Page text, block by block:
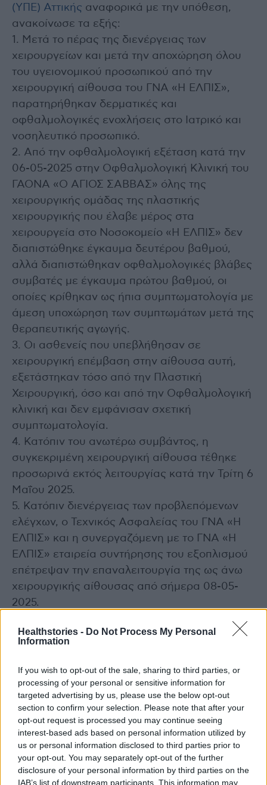
Healthstories - Do Not Process My Personal
Information
If you wish to opt-out of the sale, sharing to third parties, or
processing of your personal or sensitive information for
targeted advertising by us, please use the below opt-out
section to confirm your selection. Please note that after your
opt-out request is processed you may continue seeing
interest-based ads based on personal information utilized by
us or personal information disclosed to third parties prior to
your opt-out. You may separately opt-out of the further
disclosure of your personal information by third parties on the
IAB’s list of downstream participants. This information may
(ΥΠΕ) Αττικής αναφορικά με την υπόθεση,
ανακοίνωσε τα εξής:
1. Μετά το πέρας της διενέργειας των
χειρουργείων και μετά την αποχώρηση όλου
του υγειονομικού προσωπικού από την
χειρουργική αίθουσα του ΓΝΑ «Η ΕΛΠΙΣ»,
παρατηρήθηκαν δερματικές και
οφθαλμολογικές ενοχλήσεις στο Ιατρικό και
νοσηλευτικό προσωπικό.
2. Από την οφθαλμολογική εξέταση κατά την
06-05-2025 στην Οφθαλμολογική Κλινική του
ΓΑΟΝΑ «Ο ΑΓΙΟΣ ΣΑΒΒΑΣ» όλης της
χειρουργικής ομάδας της πλαστικής
χειρουργικής που έλαβε μέρος στα
χειρουργεία στο Νοσοκομείο «Η ΕΛΠΙΣ» δεν
διαπιστώθηκε έγκαυμα δευτέρου βαθμού,
αλλά διαπιστώθηκαν οφθαλμολογικές βλάβες
συμβατές με έγκαυμα πρώτου βαθμού, οι
οποίες κρίθηκαν ως ήπια συμπτωματολογία με
άμεση υποχώρηση των συμπτωμάτων μετά της
θεραπευτικής αγωγής.
3. Οι ασθενείς που υπεβλήθησαν σε
χειρουργική επέμβαση στην αίθουσα αυτή,
εξετάστηκαν τόσο από την Πλαστική
Χειρουργική, όσο και από την Οφθαλμολογική
κλινική και δεν εμφάνισαν σχετική
συμπτωματολογία.
4. Κατόπιν του ανωτέρω συμβάντος, η
συγκεκριμένη χειρουργική αίθουσα τέθηκε
προσωρινά εκτός λειτουργίας κατά την Τρίτη 6
Μαΐου 2025.
5. Κατόπιν διενέργειας των προβλεπόμενων
ελέγχων, ο Τεχνικός Ασφαλείας του ΓΝΑ «Η
ΕΛΠΙΣ» και η συνεργαζόμενη με το ΓΝΑ «Η
ΕΛΠΙΣ» εταιρεία συντήρησης του εξοπλισμού
επέτρεψαν την επαναλειτουργία της ως άνω
χειρουργικής αίθουσας από σήμερα 08-05-
2025.
συμβάντος διατάχθηκε Προκαταρκτική
ΑΓΙΟΣ ΣΑΒΒΑΣ».
Photo Shutterstock
Διαβάστε επίσης
Τα κατοικίδια είναι πιο ωφέλιμα από όσο
νομίζουμε – Τι έδειξε νέα μελέτη